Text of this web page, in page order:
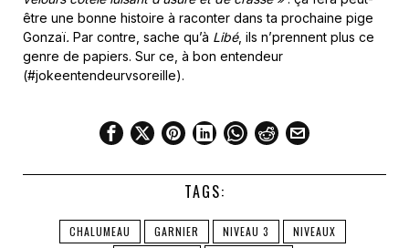
être une bonne histoire à raconter dans ta prochaine pige
Gonzaï. Par contre, sache qu’à Libé, ils n’prennent plus ce
genre de papiers. Sur ce, à bon entendeur
(#jokeentendeurvsoreille).
TAGS:
CHALUMEAU GARNIER NIVEAU 3
NIVEAUX